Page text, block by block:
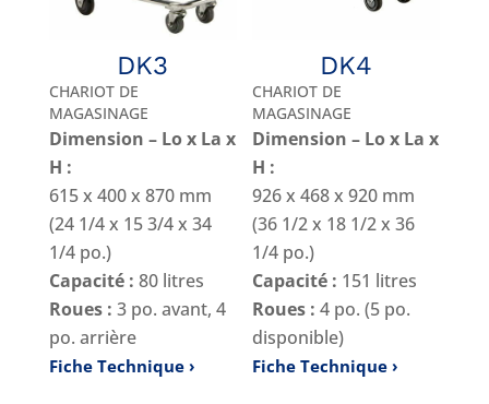
DK3
CHARIOT DE
MAGASINAGE
Dimension – Lo x La x
H :
615 x 400 x 870 mm
(24 1/4 x 15 3/4 x 34
1/4 po.)
Capacité : 80 litres
Roues : 3 po. avant, 4
po. arrière
Fiche Technique
DK4
CHARIOT DE
MAGASINAGE
Dimension – Lo x La x
H :
926 x 468 x 920 mm
(36 1/2 x 18 1/2 x 36
1/4 po.)
Capacité : 151 litres
Roues : 4 po. (5 po.
disponible)
Fiche Technique